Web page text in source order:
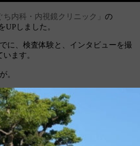
ち内科・内視鏡クリニック」 の
UPしました。
に、検査体験と、インタビューを撮
ます。
。